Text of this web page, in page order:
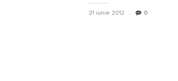
21 iunie 2012 0